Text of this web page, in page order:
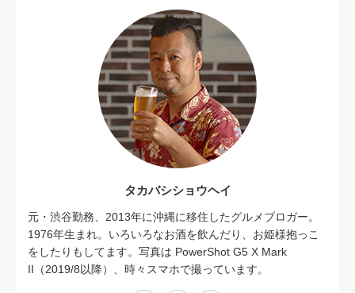
タカバシショウヘイ
元・渋谷勤務、2013年に沖縄に移住したグルメブロガー。
1976年生まれ。いろいろなお酒を飲んだり、お姫様抱っこ
をしたりもしてます。写真は PowerShot G5 X Mark
II（2019/8以降）、時々スマホで撮っています。